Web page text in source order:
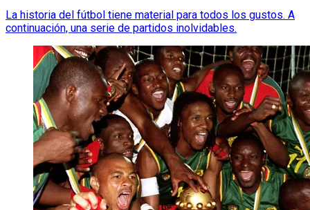
La historia del fútbol tiene material para todos los gustos. A
continuación, una serie de partidos inolvidables.